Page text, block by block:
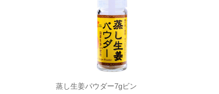
蒸し生姜パウダー7gビン